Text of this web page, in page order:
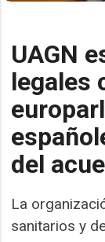
UAGN
legales
del
La
sanitarios y